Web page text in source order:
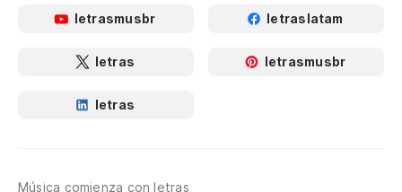
letrasmusbr letraslatam
letras letrasmusbr
letras
Música comienza con letras